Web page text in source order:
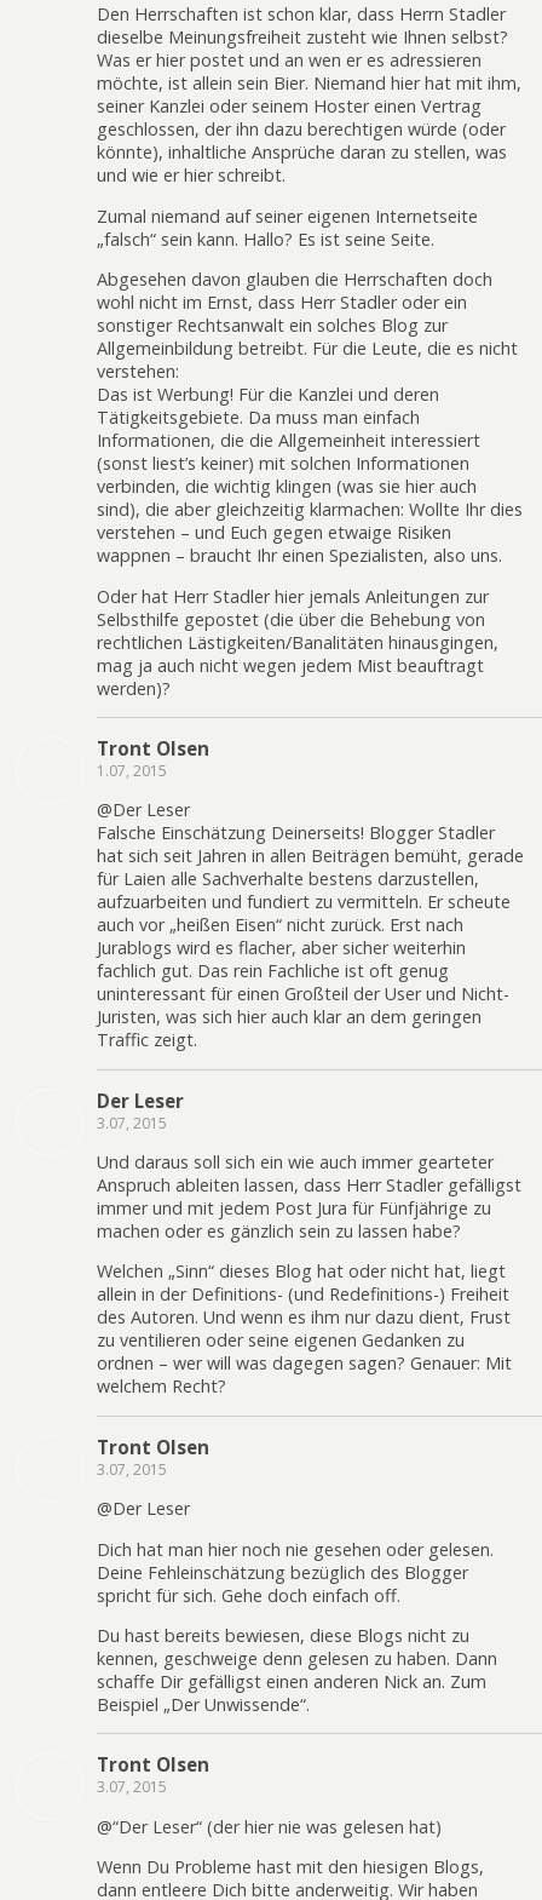
Den Herrschaften ist schon klar, dass Herrn Stadler
dieselbe Meinungsfreiheit zusteht wie Ihnen selbst?
Was er hier postet und an wen er es adressieren
möchte, ist allein sein Bier. Niemand hier hat mit ihm,
seiner Kanzlei oder seinem Hoster einen Vertrag
geschlossen, der ihn dazu berechtigen würde (oder
könnte), inhaltliche Ansprüche daran zu stellen, was
und wie er hier schreibt.
Zumal niemand auf seiner eigenen Internetseite
„falsch“ sein kann. Hallo? Es ist seine Seite.
Abgesehen davon glauben die Herrschaften doch
wohl nicht im Ernst, dass Herr Stadler oder ein
sonstiger Rechtsanwalt ein solches Blog zur
Allgemeinbildung betreibt. Für die Leute, die es nicht
verstehen:
Das ist Werbung! Für die Kanzlei und deren
Tätigkeitsgebiete. Da muss man einfach
Informationen, die die Allgemeinheit interessiert
(sonst liest’s keiner) mit solchen Informationen
verbinden, die wichtig klingen (was sie hier auch
sind), die aber gleichzeitig klarmachen: Wollte Ihr dies
verstehen – und Euch gegen etwaige Risiken
wappnen – braucht Ihr einen Spezialisten, also uns.
Oder hat Herr Stadler hier jemals Anleitungen zur
Selbsthilfe gepostet (die über die Behebung von
rechtlichen Lästigkeiten/Banalitäten hinausgingen,
mag ja auch nicht wegen jedem Mist beauftragt
werden)?
Tront Olsen
1.07, 2015
@Der Leser
Falsche Einschätzung Deinerseits! Blogger Stadler
hat sich seit Jahren in allen Beiträgen bemüht, gerade
für Laien alle Sachverhalte bestens darzustellen,
aufzuarbeiten und fundiert zu vermitteln. Er scheute
auch vor „heißen Eisen“ nicht zurück. Erst nach
Jurablogs wird es flacher, aber sicher weiterhin
fachlich gut. Das rein Fachliche ist oft genug
uninteressant für einen Großteil der User und Nicht-
Juristen, was sich hier auch klar an dem geringen
Traffic zeigt.
Der Leser
3.07, 2015
Und daraus soll sich ein wie auch immer gearteter
Anspruch ableiten lassen, dass Herr Stadler gefälligst
immer und mit jedem Post Jura für Fünfjährige zu
machen oder es gänzlich sein zu lassen habe?
Welchen „Sinn“ dieses Blog hat oder nicht hat, liegt
allein in der Definitions- (und Redefinitions-) Freiheit
des Autoren. Und wenn es ihm nur dazu dient, Frust
zu ventilieren oder seine eigenen Gedanken zu
ordnen – wer will was dagegen sagen? Genauer: Mit
welchem Recht?
Tront Olsen
3.07, 2015
@Der Leser
Dich hat man hier noch nie gesehen oder gelesen.
Deine Fehleinschätzung bezüglich des Blogger
spricht für sich. Gehe doch einfach off.
Du hast bereits bewiesen, diese Blogs nicht zu
kennen, geschweige denn gelesen zu haben. Dann
schaffe Dir gefälligst einen anderen Nick an. Zum
Beispiel „Der Unwissende“.
Tront Olsen
3.07, 2015
@“Der Leser“ (der hier nie was gelesen hat)
Wenn Du Probleme hast mit den hiesigen Blogs,
dann entleere Dich bitte anderweitig. Wir haben